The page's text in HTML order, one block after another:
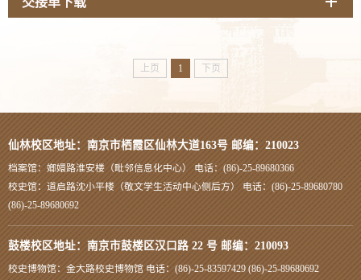
上页 1 下页
仙林校区地址：南京市栖霞区仙林大道163号 邮编：210023
档案馆：嫏嬛路淮安楼（毗邻信息化中心） 电话：(86)-25-89680366
校史馆：道启路沈小平楼（敬文学生活动中心侧后方） 电话：(86)-25-89680780
(86)-25-89680692
鼓楼校区地址：南京市鼓楼区汉口路 22 号 邮编：210093
校史博物馆：金大路校史博物馆 电话：(86)-25-83597429 (86)-25-89680692